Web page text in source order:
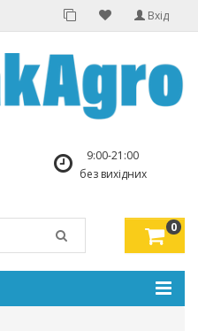
Вхід
9:00-21:00
без вихідних
0